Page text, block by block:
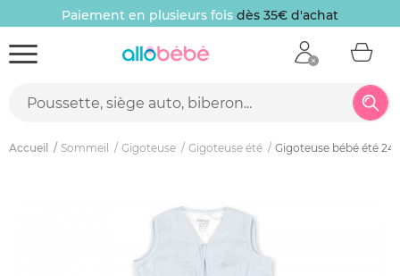
Paiement en plusieurs fois dès 35€ d'achat
Accueil Sommeil Gigoteuse Gigoteuse été Gigoteuse bébé été